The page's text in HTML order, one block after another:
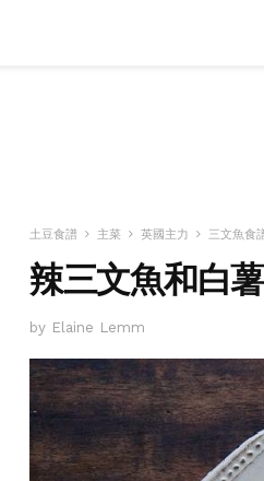
土豆食譜 主菜 英國主力 三文魚食
辣三文魚和白
by Elaine Lemm